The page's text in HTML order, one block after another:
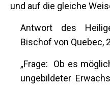
und auf die gleiche
Antwort des
Bischof von Quebec,
„Frage: Ob es
ungebildeter